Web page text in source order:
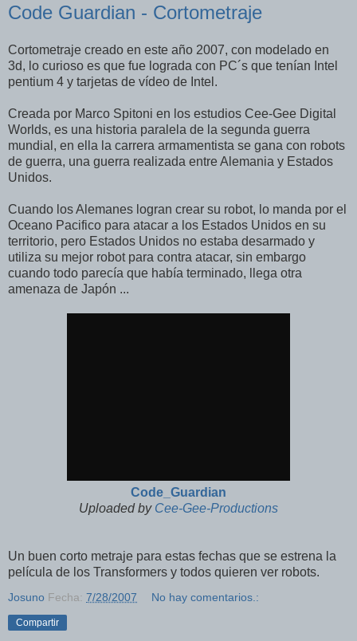
Code Guardian - Cortometraje
Cortometraje creado en este año 2007, con modelado en
3d, lo curioso es que fue lograda con PC´s que tenían Intel
pentium 4 y tarjetas de vídeo de Intel.
Creada por Marco Spitoni en los estudios Cee-Gee Digital
Worlds, es una historia paralela de la segunda guerra
mundial, en ella la carrera armamentista se gana con robots
de guerra, una guerra realizada entre Alemania y Estados
Unidos.
Cuando los Alemanes logran crear su robot, lo manda por el
Oceano Pacifico para atacar a los Estados Unidos en su
territorio, pero Estados Unidos no estaba desarmado y
utiliza su mejor robot para contra atacar, sin embargo
cuando todo parecía que había terminado, llega otra
amenaza de Japón ...
Code_Guardian
Uploaded by Cee-Gee-Productions
Un buen corto metraje para estas fechas que se estrena la
película de los Transformers y todos quieren ver robots.
Josuno Fecha: 7/28/2007 No hay comentarios.:
Compartir